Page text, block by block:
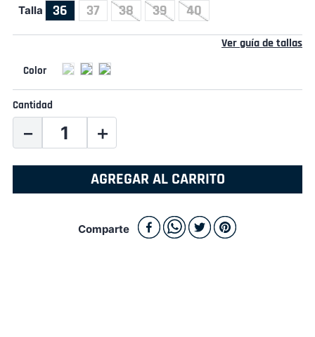
Talla 36 37 38 39 40
Ver guía de tallas
Cantidad
＋
－
AGREGAR AL CARRITO
Comparte